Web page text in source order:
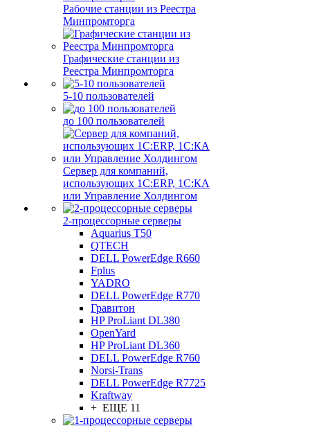
Рабочие станции из Реестра
Минпромторга
Графические станции из
Реестра Минпромторга
5-10 пользователей
до 100 пользователей
Сервер для компаний,
использующих 1C:ERP, 1С:КА
или Управление Холдингом
2-процессорные серверы
Aquarius T50
QTECH
DELL PowerEdge R660
Fplus
YADRO
DELL PowerEdge R770
Гравитон
HP ProLiant DL380
OpenYard
HP ProLiant DL360
DELL PowerEdge R760
Norsi-Trans
DELL PowerEdge R7725
Kraftway
+ ЕЩЕ 11